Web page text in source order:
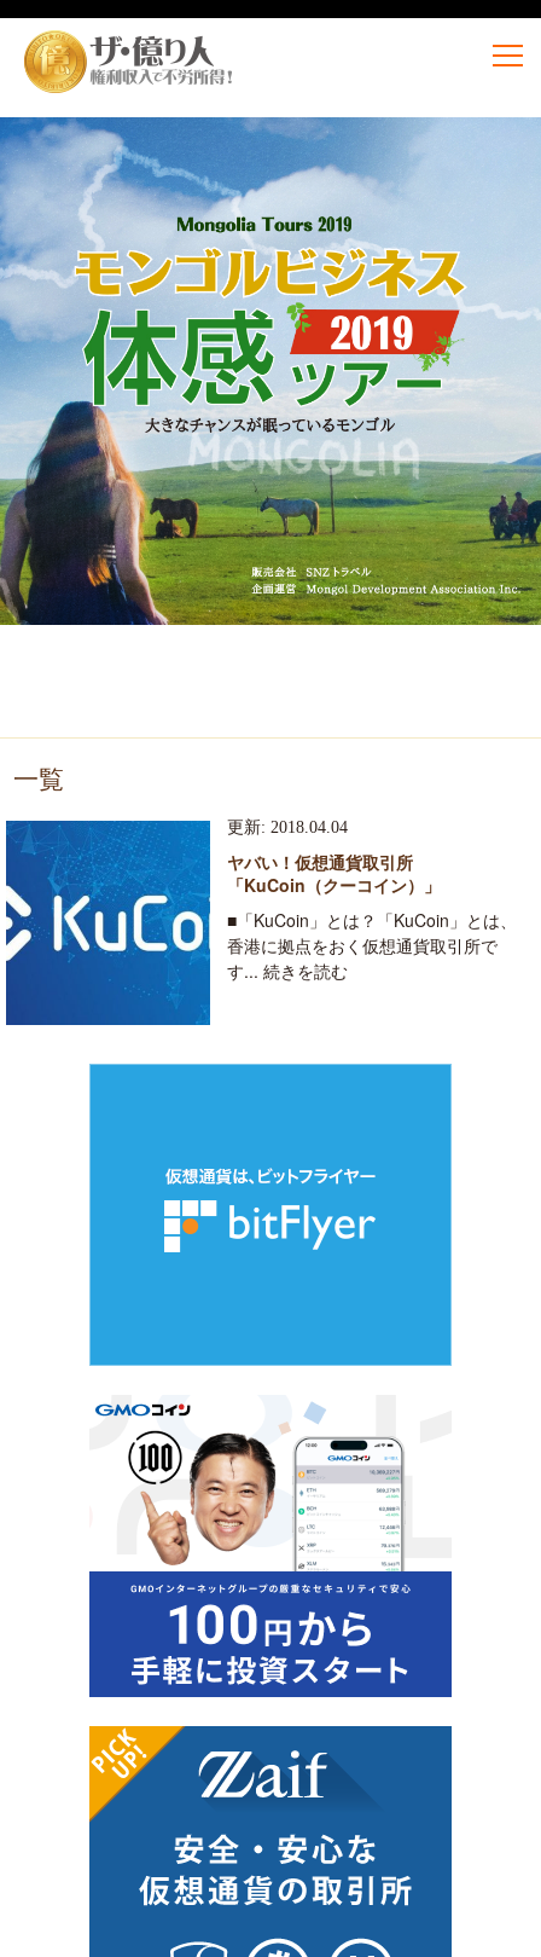
一覧
更新: 2018.04.04
ヤバい！仮想通貨取引所
「KuCoin（クーコイン）」
■「KuCoin」とは？「KuCoin」とは、
香港に拠点をおく仮想通貨取引所で
す... 続きを読む